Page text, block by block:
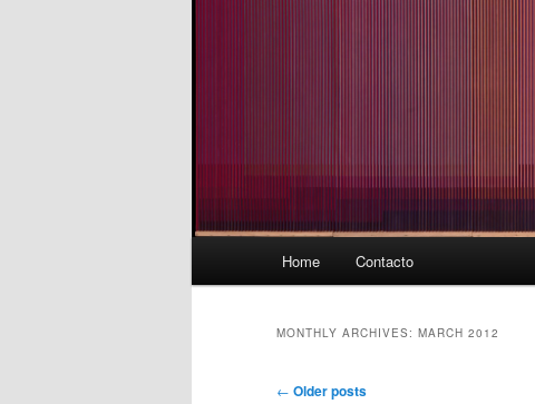
Home Contacto
MONTHLY ARCHIVES: MARCH 2012
Post
← Older posts